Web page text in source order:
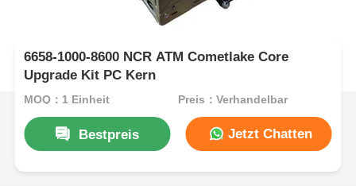
6658-1000-8600 NCR ATM Cometlake Core
Upgrade Kit PC Kern
MOQ：1 Einheit Preis：Verhandelbar
Bestpreis Jetzt Chatten